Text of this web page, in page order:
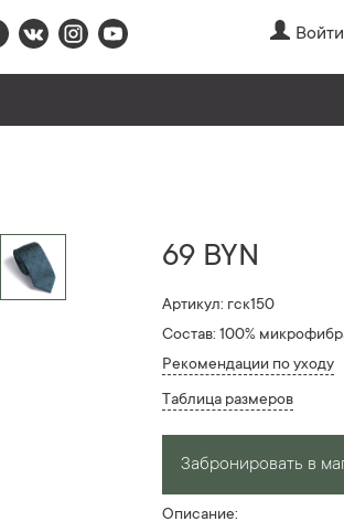
Войти
69 BYN
Артикул: гск150
Состав: 100%
Рекомендации по уходу
Таблица размеров
Забронировать в
Описание: